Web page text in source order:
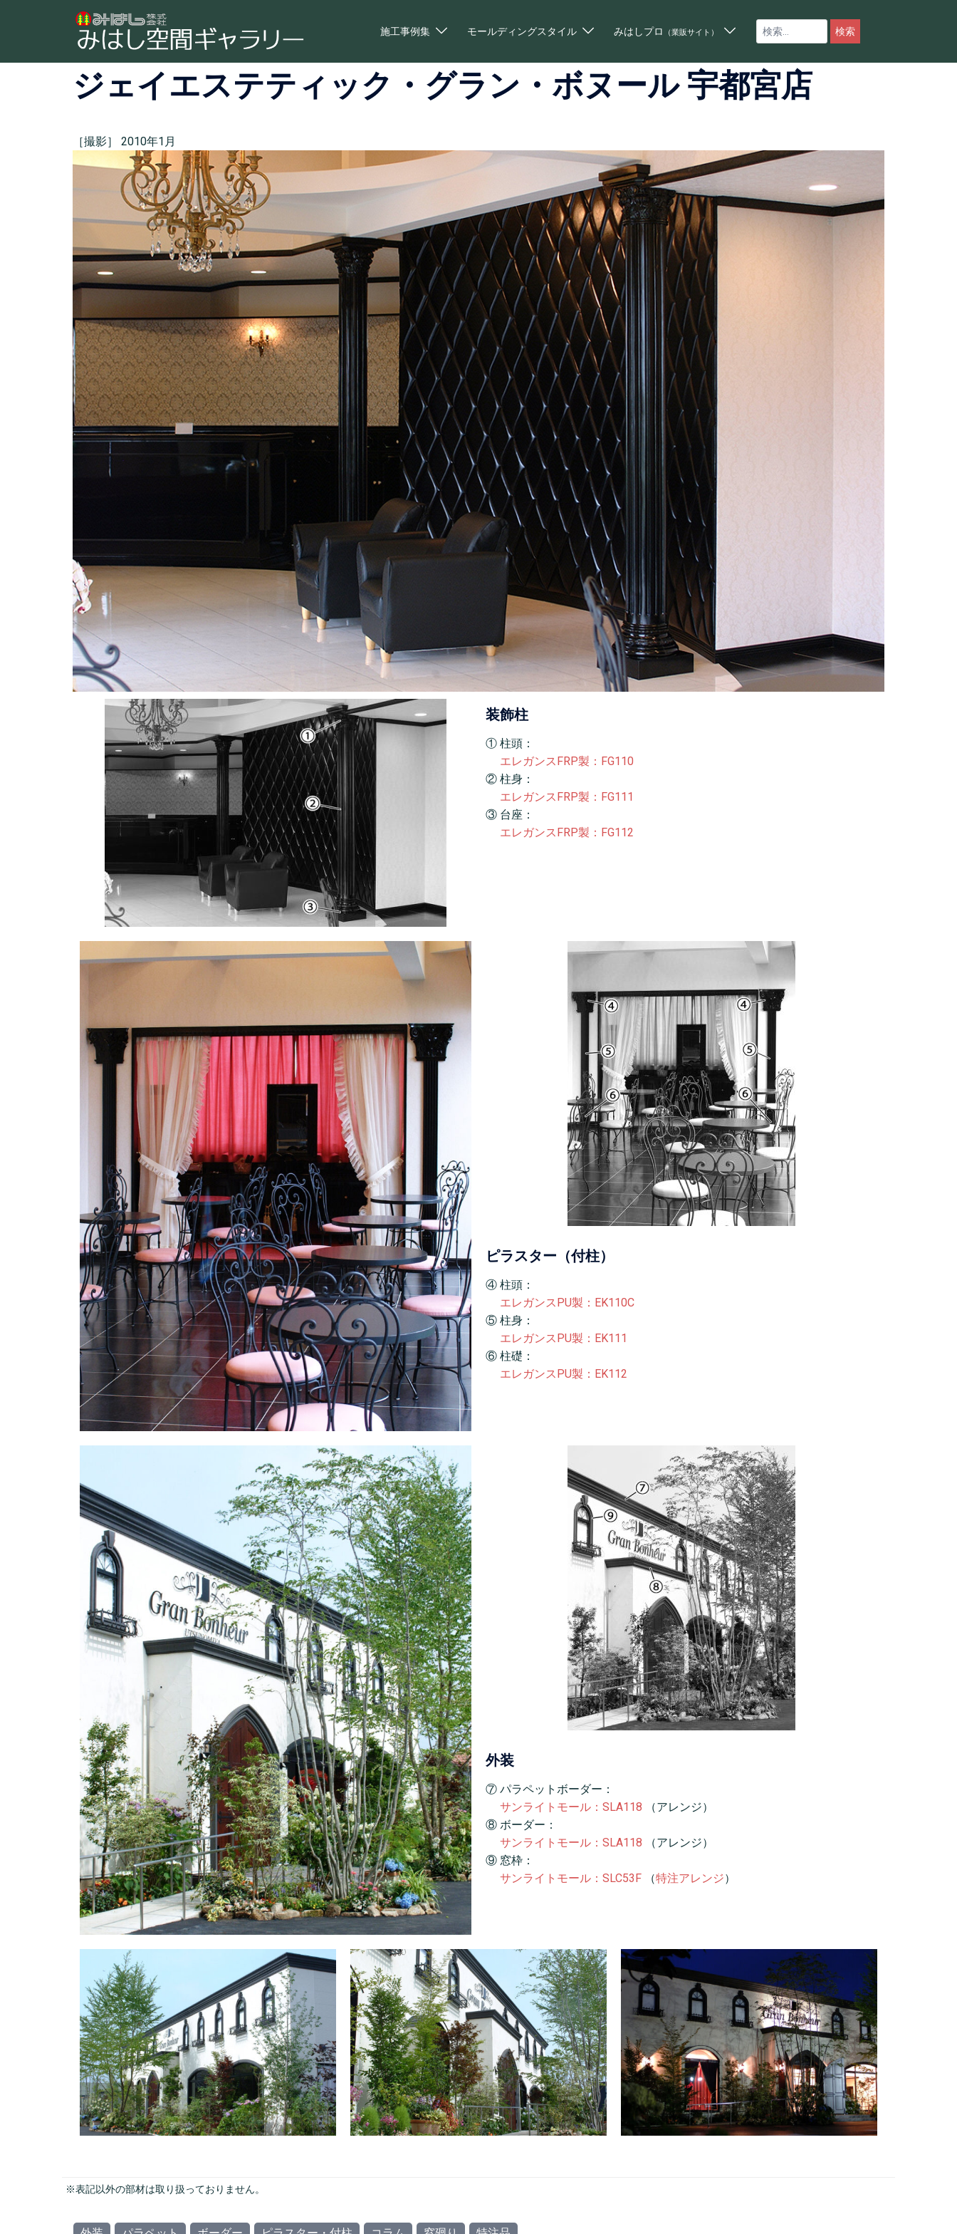
施工事例集 モールディングスタイル みはしプロ （業販サイト）
ジェイエステティック・グラン・ボヌール 宇都宮店
［撮影］ 2010年1月
装飾柱
① 柱頭：
エレガンスFRP製：FG110
② 柱身：
エレガンスFRP製：FG111
③ 台座：
エレガンスFRP製：FG112
ピラスター（付柱）
④ 柱頭：
エレガンスPU製：EK110C
⑤ 柱身：
エレガンスPU製：EK111
⑥ 柱礎：
エレガンスPU製：EK112
外装
⑦ パラペットボーダー：
サンライトモール：SLA118 （アレンジ）
⑧ ボーダー：
サンライトモール：SLA118 （アレンジ）
⑨ 窓枠：
サンライトモール：SLC53F （特注アレンジ）
※表記以外の部材は取り扱っておりません。